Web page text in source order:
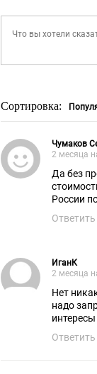
Сортировка:
Чумаков
2 месяца
Да без
России
Ответить
ИганК
2 месяца
Нет никакого
надо
Ответить